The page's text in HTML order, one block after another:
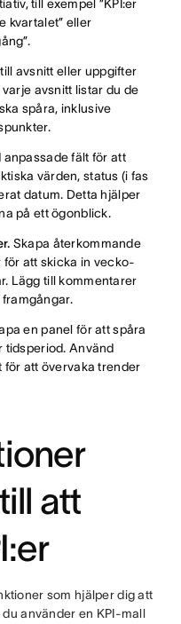
till exempel ”KPI:er
kvartalet” eller
avsnitt eller uppgifter
avsnitt listar du de
spåra, inklusive
anpassade fält för att
värden, status (i fas
datum. Detta hjälper
på ett ögonblick.
Skapa återkommande
att skicka in vecko-
Lägg till kommentarer
en panel för att spåra
tidsperiod. Använd
för att övervaka trender
att
som hjälper dig att
använder en KPI-mall